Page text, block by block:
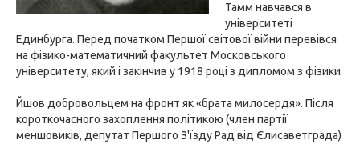
Тамм навчався в
університеті
Единбурга. Перед початком Першої світової війни перевівся
на фізико-математичний факультет Московського
університету, який і закінчив у 1918 році з дипломом з фізики.
Йшов добровольцем на фронт як «брата милосердя». Після
короткочасного захоплення політикою (член партії
меншовиків, депутат Першого З'їзду Рад від Єлисаветграда)